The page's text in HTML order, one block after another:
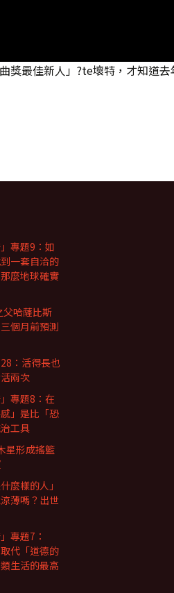
獎最佳新人」?te壞特，才知道去
壞特
專題9：如
一套自洽的
麼地球確實
哈薩比斯
個月前預測
：活得長也
兩次
」專題8：在
」是比「恐
工具
星形成搖籃
麼樣的人」
薄嗎？出世
專題7：
取代「道德的
生活的最高